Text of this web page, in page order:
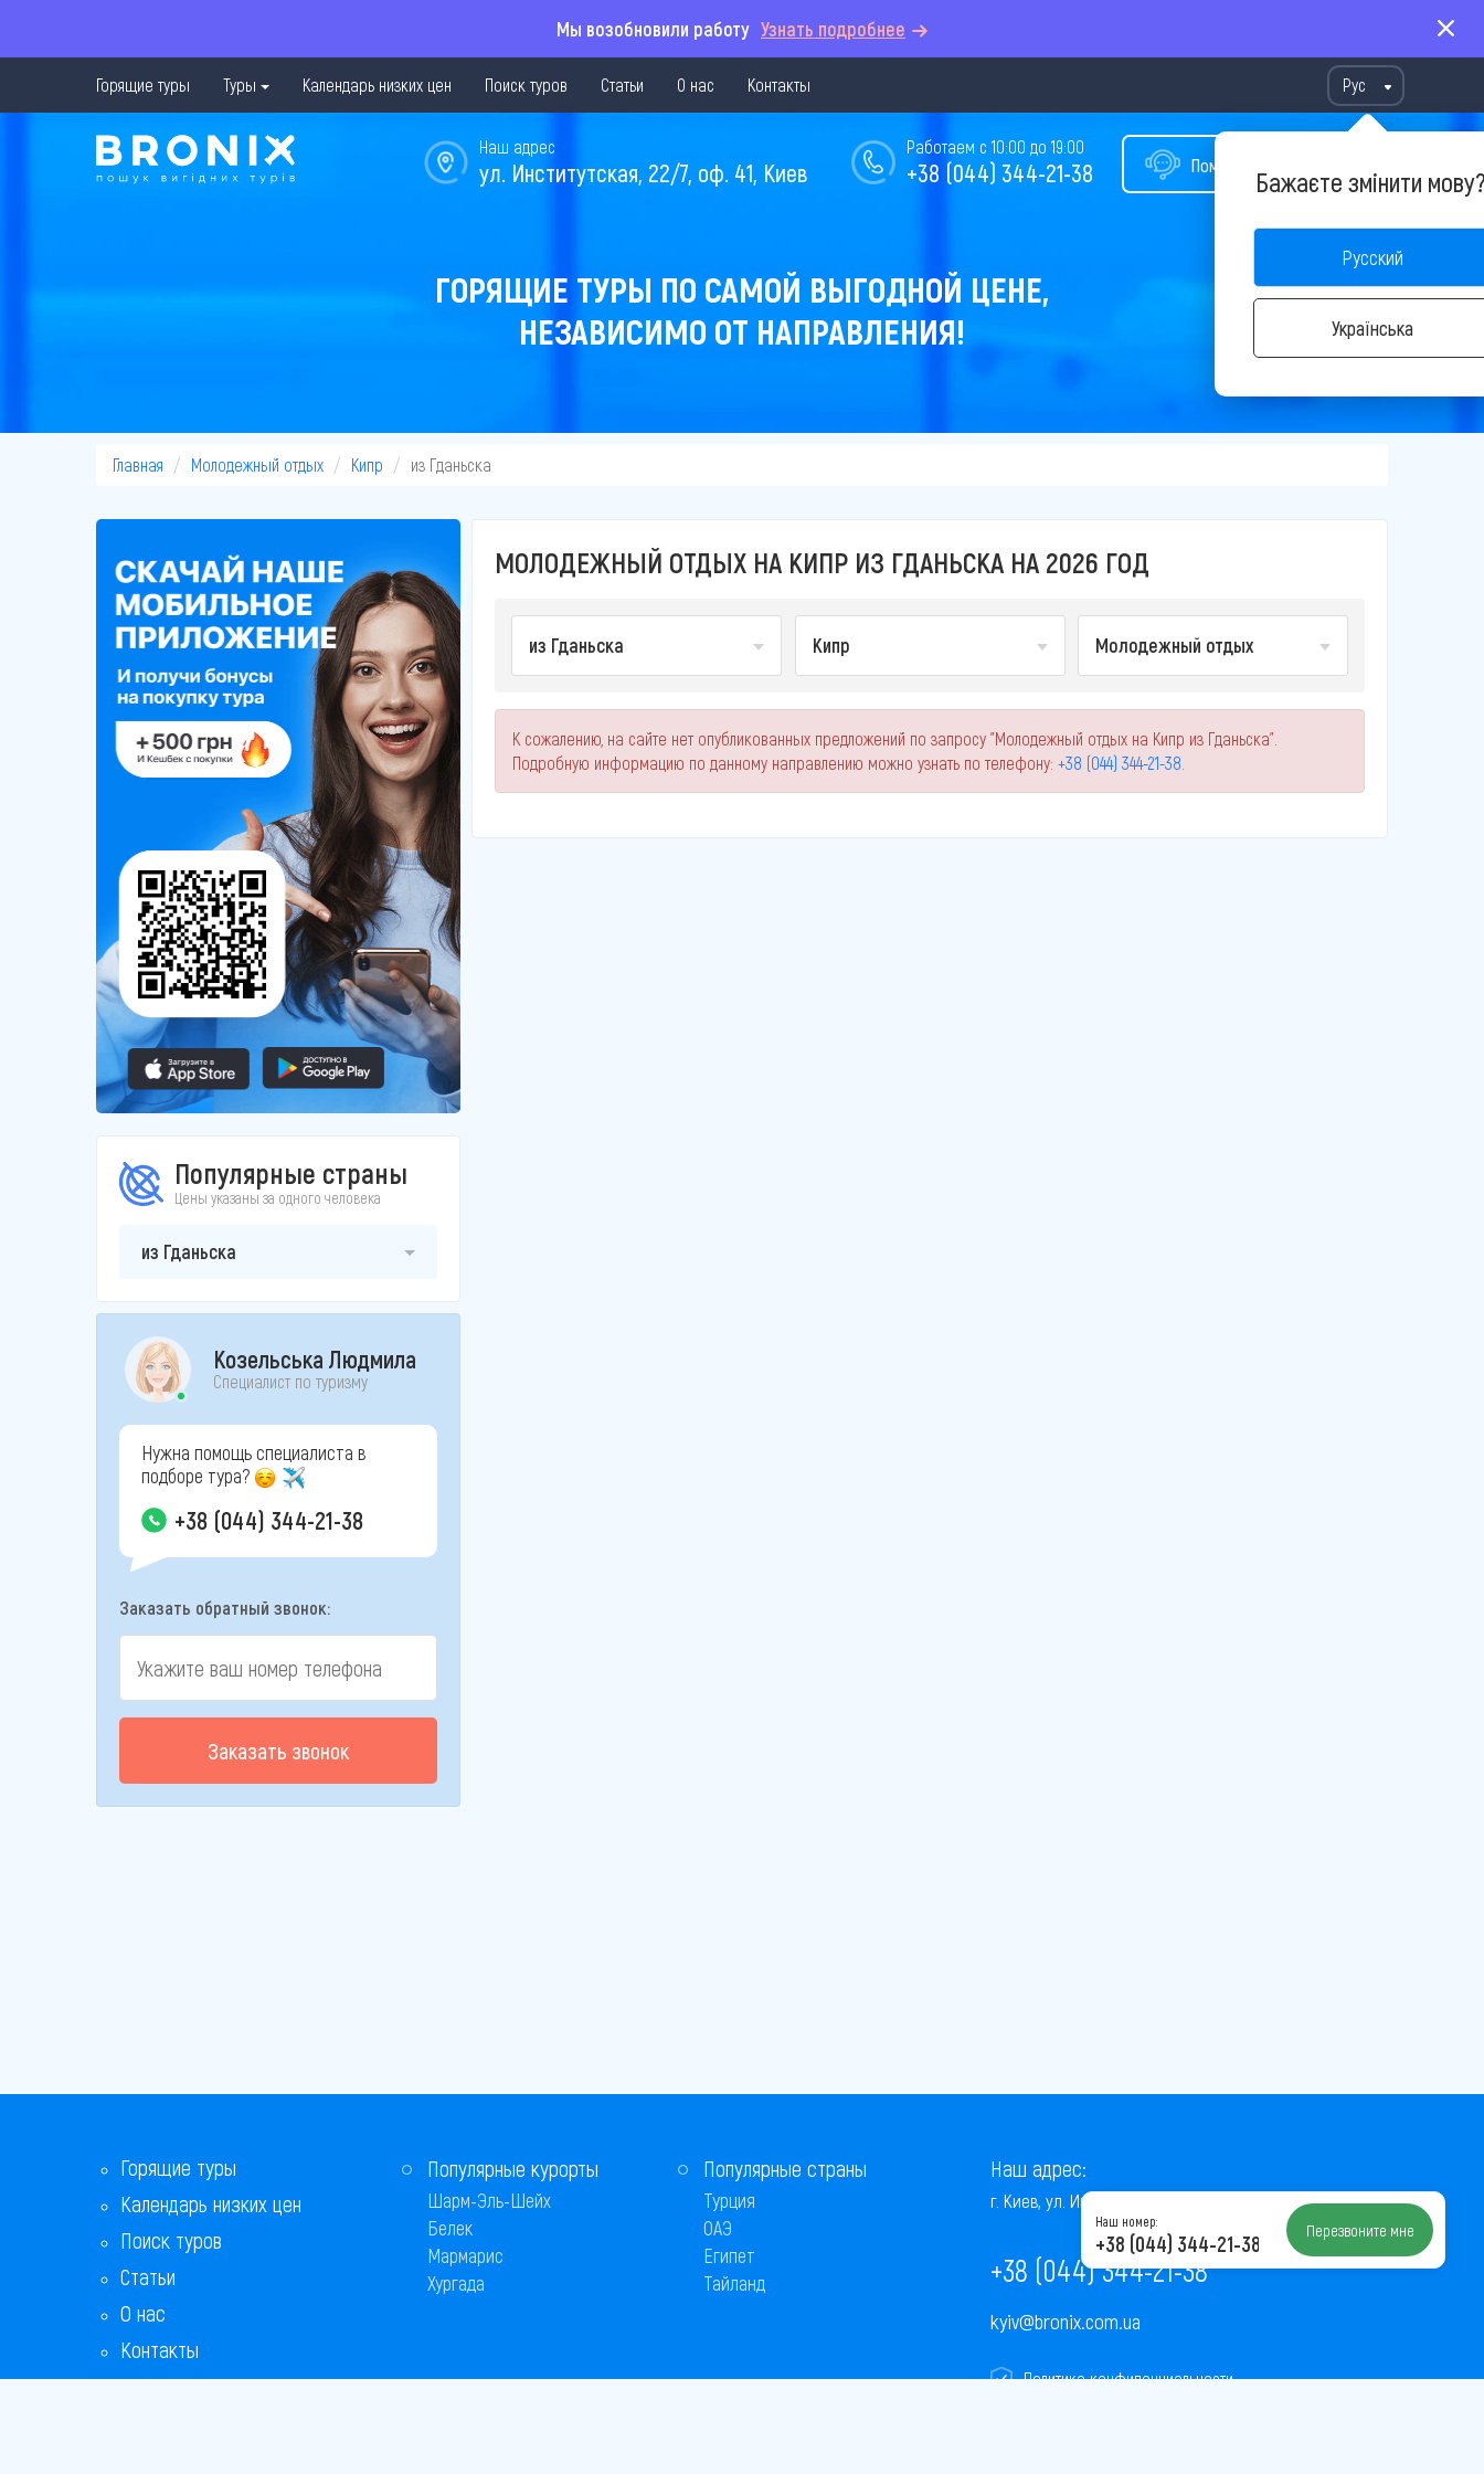
Мы возобновили работу Узнать подробнее
Горящие туры Туры Календарь низких цен Поиск туров Статьи О нас Контакты Рус
Бажаєте змінити
Русский
Українська
Помощь в подборе тура
Работаем с 10:00 до 19:00
+38 (044) 344-21-38
Наш адрес
ул. Институтская, 22/7, оф. 41, Киев
ГОРЯЩИЕ ТУРЫ ПО САМОЙ ВЫГОДНОЙ ЦЕНЕ,
НЕЗАВИСИМО ОТ НАПРАВЛЕНИЯ!
Главная Молодежный отдых Кипр из Гданьска
Популярные страны
Цены указаны за одного человека
из Гданьска
Козельська Людмила
Специалист по туризму
Нужна помощь специалиста в
подборе тура?
+38 (044) 344-21-38
Заказать обратный звонок:
Заказать звонок
МОЛОДЕЖНЫЙ ОТДЫХ НА КИПР ИЗ ГДАНЬСКА НА 2026 ГОД
из Гданьска Кипр Молодежный отдых
К сожалению, на сайте нет опубликованных предложений по запросу "Молодежный отдых на Кипр из Гданьска".
Подробную информацию по данному направлению можно узнать по телефону: +38 (044) 344-21-38
Горящие туры
Календарь низких цен
Поиск туров
Статьи
О нас
Контакты
Бонусная программа
Популярные курорты
Шарм-Эль-Шейх
Белек
Мармарис
Хургада
Популярные страны
Турция
ОАЭ
Египет
Тайланд
Наш адрес:
г. Киев, ул. Институтская, 22/7, оф. 41
+38 (044) 344-21-38
kyiv@bronix.com.ua
Политика конфиденциальности
Наш номер:
+38 (044) 344-21-38 Перезвоните мне